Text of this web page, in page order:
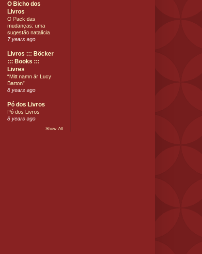
O Bicho dos
Livros
O Pack das
mudanças: uma
sugestão natalícia
7 years ago
Livros ::: Böcker
::: Books :::
Livres
“Mitt namn är Lucy
Barton”
8 years ago
Pó dos Livros
Pó dos Livros
8 years ago
Show All